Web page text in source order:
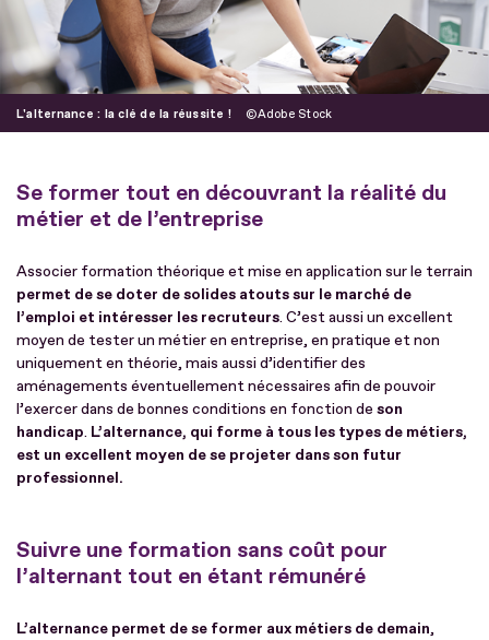
L'alternance : la clé de la réussite ! Adobe Stock
Se former tout en découvrant la réalité du
métier et de l’entreprise
Associer formation théorique et mise en application sur le terrain
permet de se doter de solides atouts sur le marché de
l’emploi et intéresser les recruteurs. C’est aussi un excellent
moyen de tester un métier en entreprise, en pratique et non
uniquement en théorie, mais aussi d’identifier des
aménagements éventuellement nécessaires afin de pouvoir
l’exercer dans de bonnes conditions en fonction de son
handicap. L’alternance, qui forme à tous les types de métiers,
est un excellent moyen de se projeter dans son futur
professionnel.
Suivre une formation sans coût pour
l’alternant tout en étant rémunéré
L’alternance permet de se former aux métiers de demain,